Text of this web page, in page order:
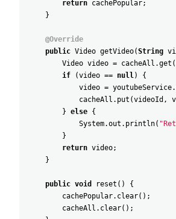
return cachePopular;
}
@Override
public Video getVideo(String
Video video = cacheAll .get (
if
(video == null)
{
video = youtubeService.
cacheAll . put (videoId ,
} else {
System.out . println(
}
return video;
}
public void reset ( )
{
cachePopular. clear( ) ;
cacheAll . clear( ) ;